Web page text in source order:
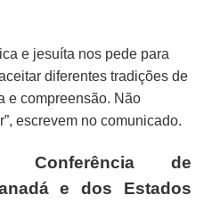
e jesuíta nos pede para
diferentes tradições de
e compreensão. Não
escrevem no comunicado.
Conferência de
e dos Estados